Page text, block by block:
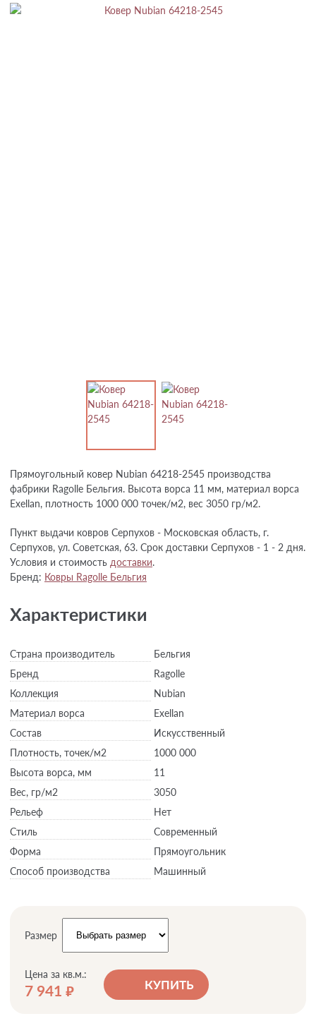
Прямоугольный ковер Nubian 64218-2545 производства
фабрики Ragolle Бельгия. Высота ворса 11 мм, материал ворса
Exellan, плотность 1000 000 точек/м2, вес 3050 гр/м2.
Пункт выдачи ковров Серпухов - Московская область, г.
Серпухов, ул. Советская, 63. Срок доставки Серпухов - 1 - 2 дня.
Условия и стоимость доставки.
Бренд: Ковры Ragolle Бельгия
Характеристики
Страна производитель
Бельгия
Бренд
Ragolle
Коллекция
Nubian
Материал ворса
Exellan
Состав
Искусственный
Плотность, точек/м2
1000 000
Высота ворса, мм
11
Вес, гр/м2
3050
Рельеф
Нет
Стиль
Современный
Форма
Прямоугольник
Способ производства
Машинный
Размер
Цена за кв.м.:
7 941 руб. КУПИТЬ